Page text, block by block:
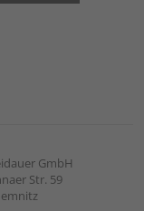
GmbH
Str. 59